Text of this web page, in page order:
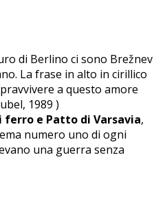
ferro e Patto di Varsavia,
numero uno di ogni
una guerra senza